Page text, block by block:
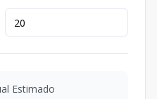
Estimado